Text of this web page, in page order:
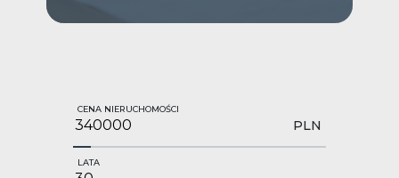
CENA NIERUCHOMOŚCI
PLN
LATA